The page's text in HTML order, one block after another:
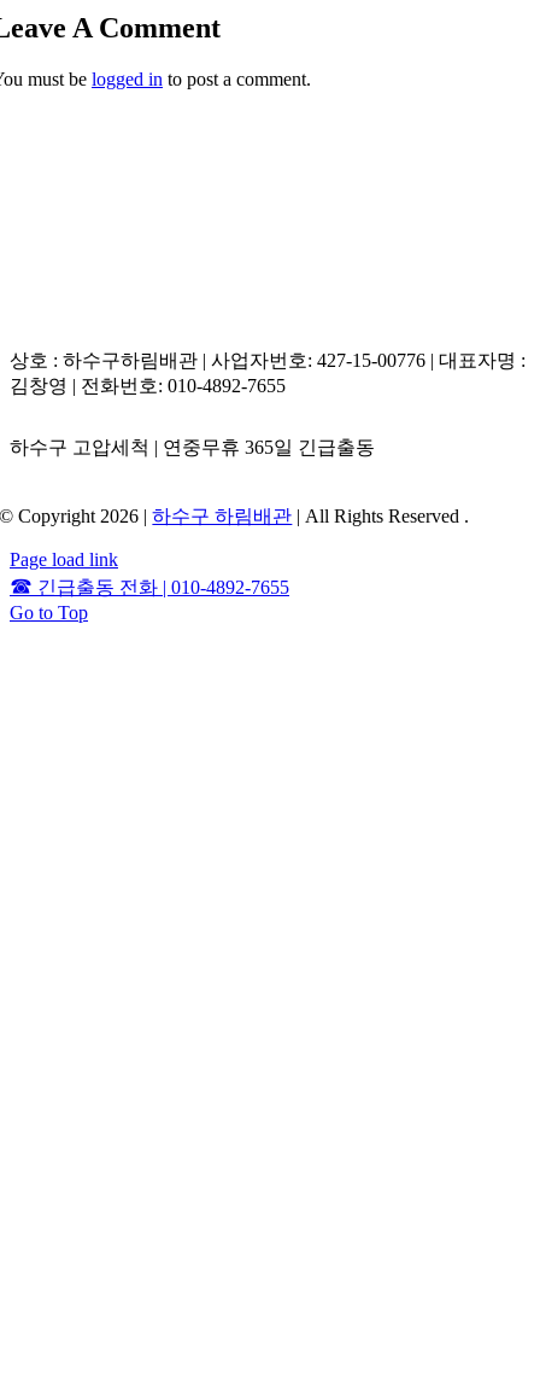
와 유지방 슬러지가 강력하게 누적되어 유로가 완전히 폐쇄되면,
주방에서 방출된 배수가 공용관으로 빠져나가지 못하고 상대적
으로 고도가 낮고 압력이 약한 욕실 하수구 구멍으로 거꾸로 분
답변: 저희 하림배관은 소비자의 신뢰를 확보하기 위해 철저한
작업 요금을 부풀리지 않으며 고성능 배관내시경 장비를 투입해
A Comment
must be logged in to post a comment.
상호 : 하수구하림배관 | 사업자번호: 427-15-00776 | 대표자명 :
김창영 | 전화번호: 010-4892-7655
하수구 고압세척 | 연중무휴 365일 긴급출동
© Copyright 2026 |하수구 하림배관 | All Rights Reserved .
Page load link
☎ 긴급출동 전화 | 010-4892-7655
Go to Top